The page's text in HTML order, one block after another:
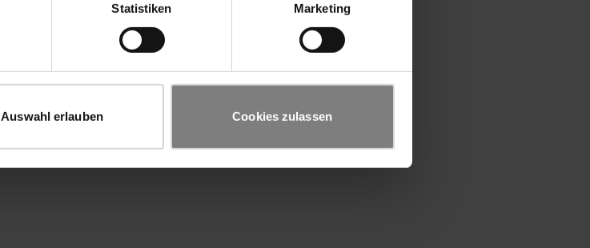
Statistiken Marketing
Auswahl erlauben Cookies zulassen